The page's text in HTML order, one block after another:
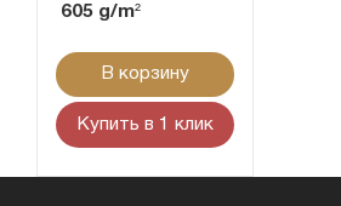
605 g/m²
В корзину
Купить в 1 клик